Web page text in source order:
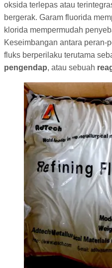
oksida terlepas atau
bergerak. Garam fluorida
klorida mempermudah
Keseimbangan antara peran-
fluks berperilaku terutama
pengendap, atau sebuah